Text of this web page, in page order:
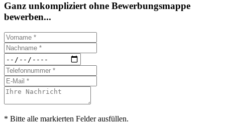
Ganz unkompliziert ohne Bewerbungsmappe
bewerben...
* Bitte alle markierten Felder ausfüllen.